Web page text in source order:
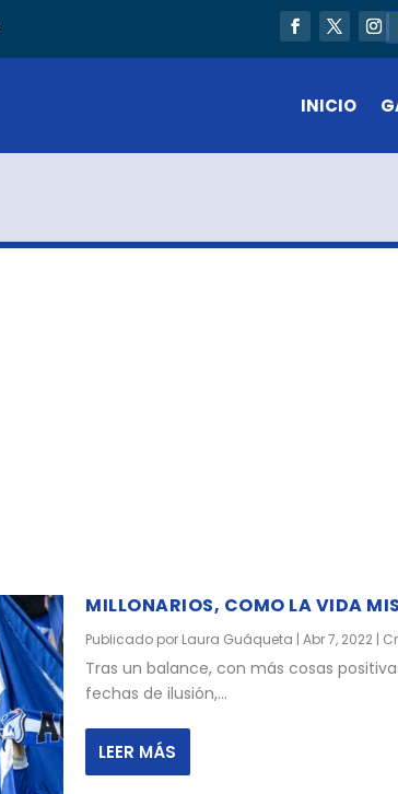
INICIO
MILLONARIOS, COMO LA VIDA
Publicado por Laura Guáqueta | Abr 7, 2022 |
Tras un balance, con más cosas
fechas de ilusión,...
LEER MÁS